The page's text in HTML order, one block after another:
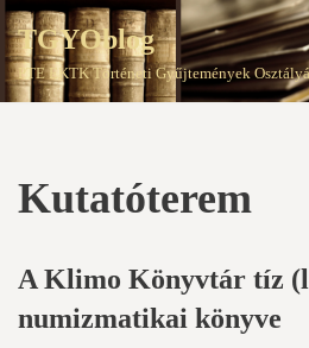
Skip
to
TGYOblog
PTE EKTK Történeti Gyűjtemények
Kutatóterem
A Klimo Könyvtár tíz
numizmatikai könyve